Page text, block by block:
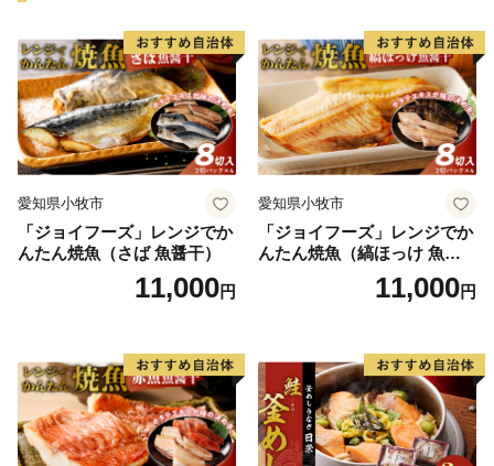
愛知県小牧市
「ジョイフーズ」レンジでか
んたん焼魚（さば 魚醤干）
11,000円
愛知県小牧市
「ジョイフーズ」レンジでか
んたん焼魚（縞ほっけ 魚醤
11,000円